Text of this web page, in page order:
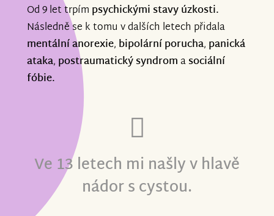
Od 9 let trpím psychickými stavy úzkosti.
Následně se k tomu v dalších letech přidala
mentální anorexie, bipolární porucha, panická
ataka, postraumatický syndromasociální
fóbie.
Ve 13 letech mi našly v hlavě
nádor s cystou.